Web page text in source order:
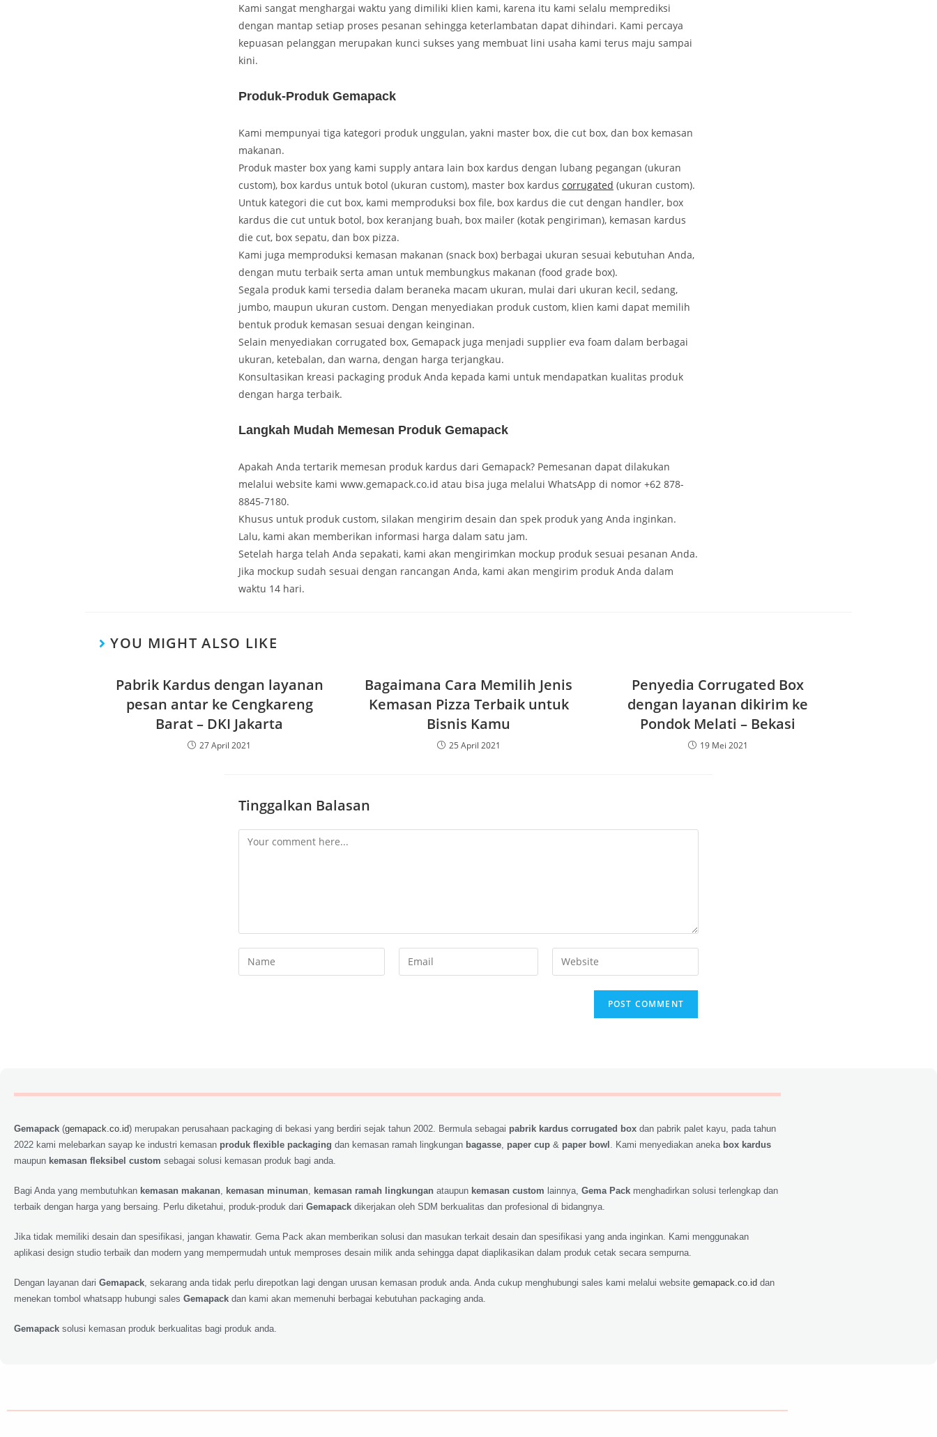
Kami sangat menghargai waktu yang dimiliki klien kami, karena itu kami selalu memprediksi
dengan mantap setiap proses pesanan sehingga keterlambatan dapat dihindari. Kami percaya
kepuasan pelanggan merupakan kunci sukses yang membuat lini usaha kami terus maju sampai
kini.
Produk-Produk Gemapack
Kami mempunyai tiga kategori produk unggulan, yakni master box, die cut box, dan box kemasan
makanan.
Produk master box yang kami supply antara lain box kardus dengan lubang pegangan (ukuran
custom), box kardus untuk botol (ukuran custom), master box kardus corrugated (ukuran custom).
Untuk kategori die cut box, kami memproduksi box file, box kardus die cut dengan handler, box
kardus die cut untuk botol, box keranjang buah, box mailer (kotak pengiriman), kemasan kardus
die cut, box sepatu, dan box pizza.
Kami juga memproduksi kemasan makanan (snack box) berbagai ukuran sesuai kebutuhan Anda,
dengan mutu terbaik serta aman untuk membungkus makanan (food grade box).
Segala produk kami tersedia dalam beraneka macam ukuran, mulai dari ukuran kecil, sedang,
jumbo, maupun ukuran custom. Dengan menyediakan produk custom, klien kami dapat memilih
bentuk produk kemasan sesuai dengan keinginan.
Selain menyediakan corrugated box, Gemapack juga menjadi supplier eva foam dalam berbagai
ukuran, ketebalan, dan warna, dengan harga terjangkau.
Konsultasikan kreasi packaging produk Anda kepada kami untuk mendapatkan kualitas produk
dengan harga terbaik.
Langkah Mudah Memesan Produk Gemapack
Apakah Anda tertarik memesan produk kardus dari Gemapack? Pemesanan dapat dilakukan
melalui website kami www.gemapack.co.id atau bisa juga melalui WhatsApp di nomor +62 878-
8845-7180.
Khusus untuk produk custom, silakan mengirim desain dan spek produk yang Anda inginkan.
Lalu, kami akan memberikan informasi harga dalam satu jam.
Setelah harga telah Anda sepakati, kami akan mengirimkan mockup produk sesuai pesanan Anda.
Jika mockup sudah sesuai dengan rancangan Anda, kami akan mengirim produk Anda dalam
waktu 14 hari.
YOU MIGHT ALSO LIKE
Pabrik Kardus dengan layanan
pesan antar ke Cengkareng
Barat – DKI Jakarta
27 April 2021
Bagaimana Cara Memilih Jenis
Kemasan Pizza Terbaik untuk
Bisnis Kamu
25 April 2021
Penyedia Corrugated Box
dengan layanan dikirim ke
Pondok Melati – Bekasi
19 Mei 2021
Tinggalkan Balasan
Gemapack (gemapack.co.id) merupakan perusahaan packaging di bekasi yang berdiri sejak tahun 2002. Bermula sebagai pabrik kardus corrugated box dan pabrik palet kayu, pada tahun
2022 kami melebarkan sayap ke industri kemasan produk flexible packaging dan kemasan ramah lingkungan bagasse paper cup & paper bowl . Kami menyediakan aneka box kardus
maupun kemasan fleksibel custom sebagai solusi kemasan produk bagi anda.
Bagi Anda yang membutuhkan kemasan makanan kemasan minuman kemasan ramah lingkungan ataupun kemasan custom lainnya, Gema Pack menghadirkan solusi terlengkap dan
terbaik dengan harga yang bersaing. Perlu diketahui, produk-produk dari Gemapack dikerjakan oleh SDM berkualitas dan profesional di bidangnya.
Jika tidak memiliki desain dan spesifikasi, jangan khawatir. Gema Pack akan memberikan solusi dan masukan terkait desain dan spesifikasi yang anda inginkan. Kami menggunakan
aplikasi design studio terbaik dan modern yang mempermudah untuk memproses desain milik anda sehingga dapat diaplikasikan dalam produk cetak secara sempurna.
Dengan layanan dari Gemapack , sekarang anda tidak perlu direpotkan lagi dengan urusan kemasan produk anda. Anda cukup menghubungi sales kami melalui website gemapack.co.id dan
menekan tombol whatsapp hubungi sales Gemapack dan kami akan memenuhi berbagai kebutuhan packaging anda.
Gemapack solusi kemasan produk berkualitas bagi produk anda.